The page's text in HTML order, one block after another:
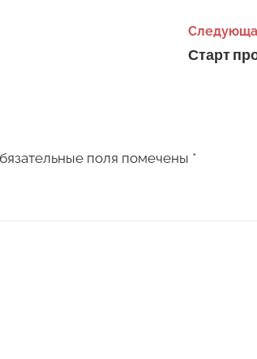
Старт
поля помечены *